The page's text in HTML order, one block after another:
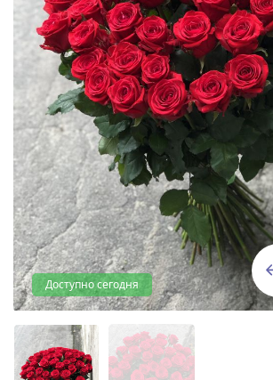
Доступно сегодня